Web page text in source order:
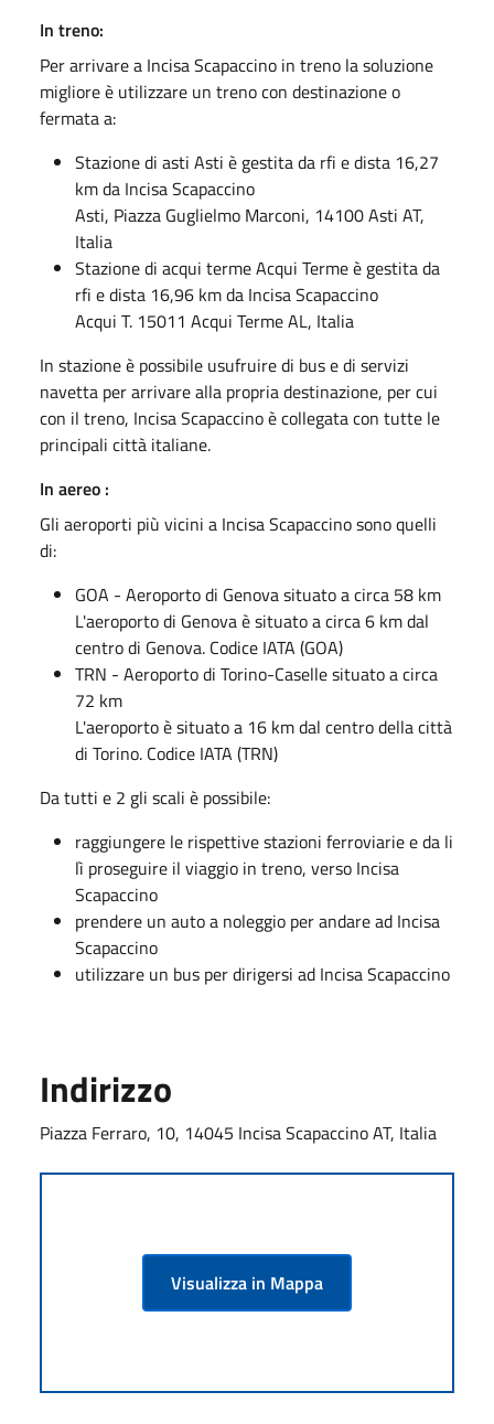
In treno:
Per arrivare a Incisa Scapaccino in treno la soluzione
migliore è utilizzare un treno con destinazione o
fermata a:
Stazione di asti Asti è gestita da rfi e dista 16,27
km da Incisa Scapaccino
Asti, Piazza Guglielmo Marconi, 14100 Asti AT,
Italia
Stazione di acqui terme Acqui Terme è gestita da
rfi e dista 16,96 km da Incisa Scapaccino
Acqui T. 15011 Acqui Terme AL, Italia
In stazione è possibile usufruire di bus e di servizi
navetta per arrivare alla propria destinazione, per cui
con il treno, Incisa Scapaccino è collegata con tutte le
principali città italiane.
In aereo :
Gli aeroporti più vicini a Incisa Scapaccino sono quelli
di:
GOA - Aeroporto di Genova situato a circa 58 km
L'aeroporto di Genova è situato a circa 6 km dal
centro di Genova. Codice IATA (GOA)
TRN - Aeroporto di Torino-Caselle situato a circa
72 km
L'aeroporto è situato a 16 km dal centro della città
di Torino. Codice IATA (TRN)
Da tutti e 2 gli scali è possibile:
raggiungere le rispettive stazioni ferroviarie e da li
lì proseguire il viaggio in treno, verso Incisa
Scapaccino
prendere un auto a noleggio per andare ad Incisa
Scapaccino
utilizzare un bus per dirigersi ad Incisa Scapaccino
Indirizzo
Piazza Ferraro, 10, 14045 Incisa Scapaccino AT, Italia
Visualizza in Mappa